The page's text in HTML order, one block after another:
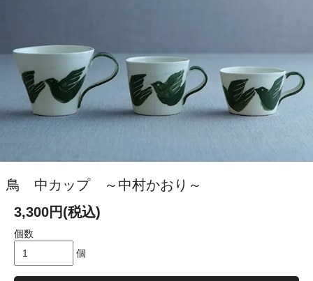
鳥 中カップ ～中村かおり～
3,300円(税込)
個数
個